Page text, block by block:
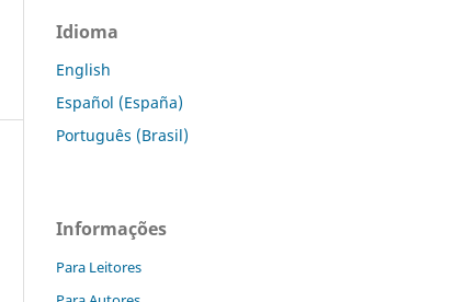
Idioma
English
Español (España)
Português (Brasil)
Informações
Para Leitores